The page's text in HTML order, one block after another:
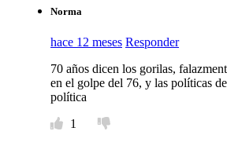
Norma
hace 12 meses Responder
70 años dicen los gorilas,
en el golpe del 76, y las políticas
política
1